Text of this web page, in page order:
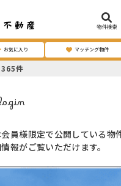
物件検索
お気に入り マッチング物件
365件
員様限定で公開している物
報がご覧いただけます。